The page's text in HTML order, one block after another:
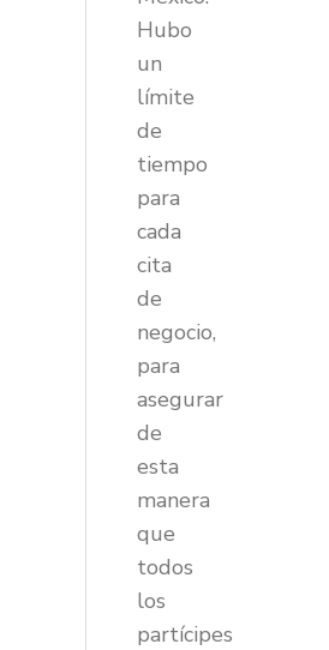
Hubo
un
límite
de
tiempo
para
cada
cita
de
negocio,
para
asegurar
de
esta
manera
que
todos
los
partícipes